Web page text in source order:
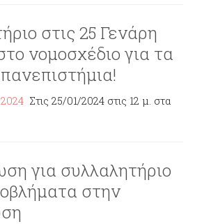
στις 25 Γενάρη
νομοσχέδιο για τα
Στις 25/01/2024 στις 12 μ. στα
για συλλαλητήριο
στην